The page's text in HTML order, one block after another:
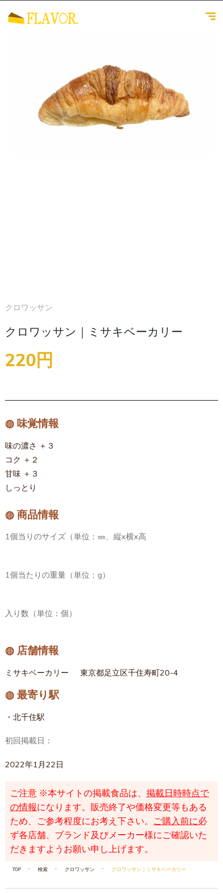
クロワッサン
クロワッサン｜ミサキベーカリー
220円
◍ 味覚情報
味の濃さ ＋３
コク ＋２
甘味 ＋３
しっとり
◍ 商品情報
1個当りのサイズ（単位：㎜、縦x横x高
1個当たりの重量（単位：g）
入り数（単位：個）
◍ 店舗情報
ミサキベーカリー 東京都足立区千住寿町20-4
◍ 最寄り駅
・北千住駅
初回掲載日：
2022年1月22日
ご注意 ※本サイトの掲載食品は、 掲載日時時点で
の情報になります。販売終了や価格変更等もある
ため、ご参考程度にお考え下さい。 ご購入前に必
ず各店舗、ブランド及びメーカー様にご確認いた
だきますようお願い申し上げます。
TOP 検索 クロワッサン クロワッサン｜ミサキベーカリー